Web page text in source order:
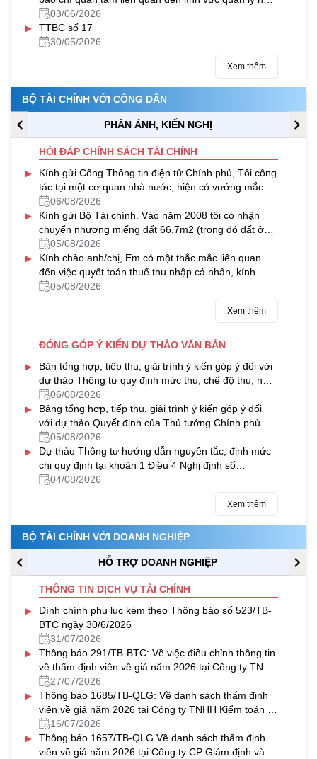
nước của Bộ Tài chính trong tháng 5/2026
03/06/2026
▸
TTBC số 17
30/05/2026
Xem thêm
BỘ TÀI CHÍNH VỚI CÔNG DÂN
PHẢN ÁNH, KIẾN NGHỊ
HỎI ĐÁP CHÍNH SÁCH TÀI CHÍNH
▸
Kính gửi Cổng Thông tin điện tử Chính phủ, Tôi công
tác tại một cơ quan nhà nước, hiện có vướng mắc
trong việc thực hiện...
06/08/2026
▸
Kính gửi Bộ Tài chính. Vào năm 2008 tôi có nhận
chuyển nhượng miếng đất 66,7m2 (trong đó đất ở
26,9m2 và đất CLN 39,8m2) của...
05/08/2026
▸
Kính chào anh/chị, Em có một thắc mắc liên quan
đến việc quyết toán thuế thu nhập cá nhân, kính
mong anh/chị hỗ trợ giải...
05/08/2026
Xem thêm
ĐÓNG GÓP Ý KIẾN DỰ THẢO VĂN BẢN
▸
Bản tổng hợp, tiếp thu, giải trình ý kiến góp ý đối với
dự thảo Thông tư quy định mức thu, chế độ thu, nộp
phí thẩm định tiêu chuẩn, điều kiện hành nghề Thừa
hành viên
06/08/2026
▸
Bảng tổng hợp, tiếp thu, giải trình ý kiến góp ý đối
với dự thảo Quyết định của Thủ tướng Chính phủ về
tín dụng đối với học sinh, sinh viên trên Cổng thông
tin điện tử của Bộ Tài chính
05/08/2026
▸
Dự thảo Thông tư hướng dẫn nguyên tắc, định mức
chi quy định tại khoản 1 Điều 4 Nghị định số
247/2026/NĐ-CP của Chính phủ quy định về công
04/08/2026
Xem thêm
BỘ TÀI CHÍNH VỚI DOANH NGHIỆP
HỖ TRỢ DOANH NGHIỆP
THÔNG TIN DỊCH VỤ TÀI CHÍNH
▸
Đính chính phụ lục kèm theo Thông báo số 523/TB-
BTC ngày 30/6/2026
31/07/2026
▸
Thông báo 291/TB-BTC: Về việc điều chỉnh thông tin
về thẩm định viên về giá năm 2026 tại Công ty TNHH
Thẩm định giá & Bất động sản NAVICO
27/07/2026
▸
Thông báo 1685/TB-QLG: Về danh sách thẩm định
viên về giá năm 2026 tại Công ty TNHH Kiểm toán tư
vấn Thủ Đô
16/07/2026
▸
Thông báo 1657/TB-QLG Về danh sách thẩm định
viên về giá năm 2026 tại Công ty CP Giám định và